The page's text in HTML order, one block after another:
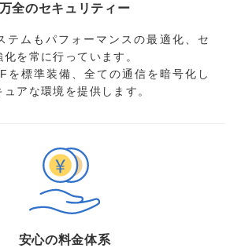
万全のセキュリティー
テムもパフォーマンスの最適化、セ
を常に行っています。
を標準装備、全ての通信を暗号化し
アな環境を提供します。
安心の料金体系